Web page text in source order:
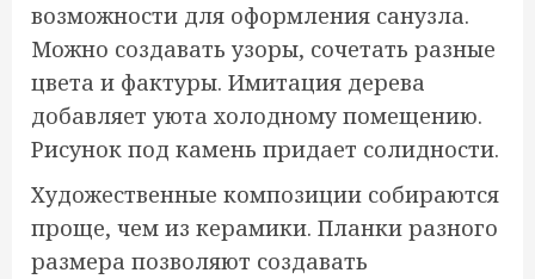
возможности для оформления санузла.
Можно создавать узоры, сочетать разные
цвета и фактуры. Имитация дерева
добавляет уюта холодному помещению.
Рисунок под камень придает солидности.
Художественные композиции собираются
проще, чем из керамики. Планки разного
размера позволяют создавать